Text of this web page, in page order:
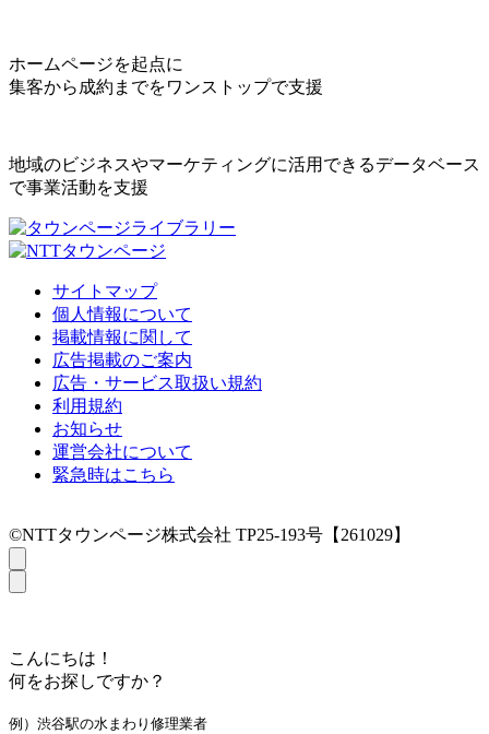
ホームページを起点に
集客から成約までをワンストップで支援
地域のビジネスやマーケティングに活用できるデータベース
で事業活動を支援
サイトマップ
個人情報について
掲載情報に関して
広告掲載のご案内
広告・サービス取扱い規約
利用規約
お知らせ
運営会社について
緊急時はこちら
©NTTタウンページ株式会社 TP25-193号【261029】
こんにちは！
何をお探しですか？
例）渋谷駅の水まわり修理業者